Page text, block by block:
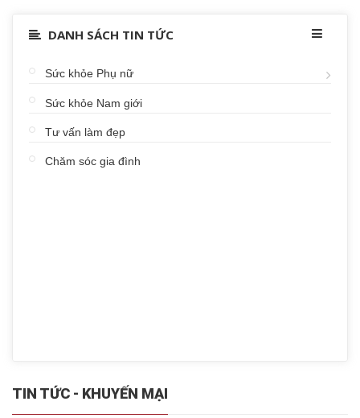
DANH SÁCH TIN TỨC
Sức khỏe Phụ nữ
Sức khỏe Nam giới
Tư vấn làm đẹp
Chăm sóc gia đình
TIN TỨC - KHUYẾN MẠI